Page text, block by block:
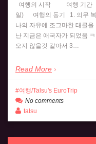
여행의 시작 여행 기간
일) 여행의 동기 1. 의무 복
나의 자유에 조그마한 태클
난 지금은 애국자가 되었음
오지 않을것 같아서 3…
Read More
여행/Talsu's EuroTrip
No comments
talsu